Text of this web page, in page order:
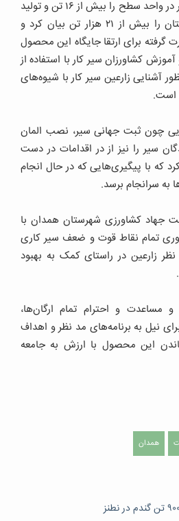
احمد قدیمی‌گرجای عملکرد سیر در واحد سطح را بیش از ۱۶ تن و تولید
سالانه این محصول در شهرستان را بیش‌ از ۲۱ هزار تن بیان کرد و
برای ارتقا جایگاه این محصول
کشاورزان سیر کار با استفاده از
آشنایی زارعین سیر کار با شیوه‌های
است.
چون ثبت جهانی سیر، نصب المان
سیر را نیز از در اقدامات در دست
کرد که با پیگیری‌هایی که در حال انجام
به سرانجام برسد.
جهاد کشاورزی شهرستان همدان با
تمام نقاط قوت و ضعف سیر کاری
زارعین در راستای کمک به بهبود
مساعدت و احترام تمام ارگان‌ها،
نیل به برنامه‌های مد نظر و اهداف
این محصول با ارزش به جامعه
همدان